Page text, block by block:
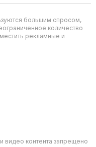
большим спросом,
количество
рекламные и
видео контента запрещено